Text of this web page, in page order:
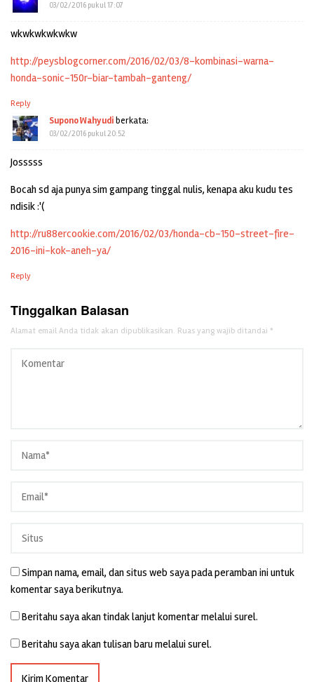
03/02/2016 pukul 17:07
wkwkwkwkwkw
http://peysblogcorner.com/2016/02/03/8-kombinasi-warna-
honda-sonic-150r-biar-tambah-ganteng/
Reply
Supono Wahyudiberkata:
03/02/2016 pukul 20:52
Josssss
Bocah sd aja punya sim gampang tinggal nulis, kenapa aku kudu tes
ndisik :'(
http://ru88ercookie.com/2016/02/03/honda-cb-150-street-fire-
2016-ini-kok-aneh-ya/
Reply
Tinggalkan Balasan
Alamat email Anda tidak akan dipublikasikan. Ruas yang wajib ditandai *
Simpan nama, email, dan situs web saya pada peramban ini untuk
komentar saya berikutnya.
Beritahu saya akan tindak lanjut komentar melalui surel.
Beritahu saya akan tulisan baru melalui surel.